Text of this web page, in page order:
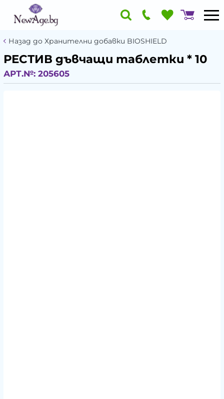
Назад до Хранителни добавки BIOSHIELD
РЕСТИВ дъвчащи таблетки * 10
АРТ.№: 205605